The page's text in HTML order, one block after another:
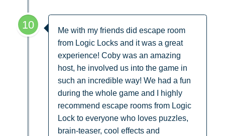
10
Me with my friends did escape room
from Logic Locks and it was a great
experience! Coby was an amazing
host, he involved us into the game in
such an incredible way! We had a fun
during the whole game and I highly
recommend escape rooms from Logic
Lock to everyone who loves puzzles,
brain-teaser, cool effects and